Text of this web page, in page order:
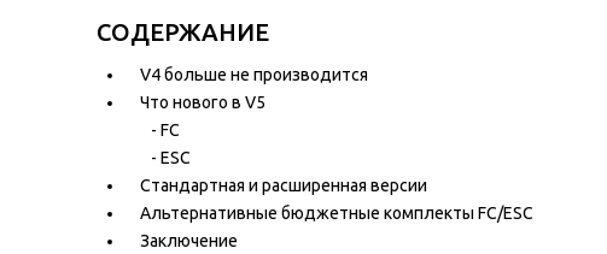
СОДЕРЖАНИЕ
V4 больше не производится
Что нового в V5
- FC
- ESC
Стандартная и расширенная версии
Альтернативные бюджетные комплекты FC/ESC
Заключение